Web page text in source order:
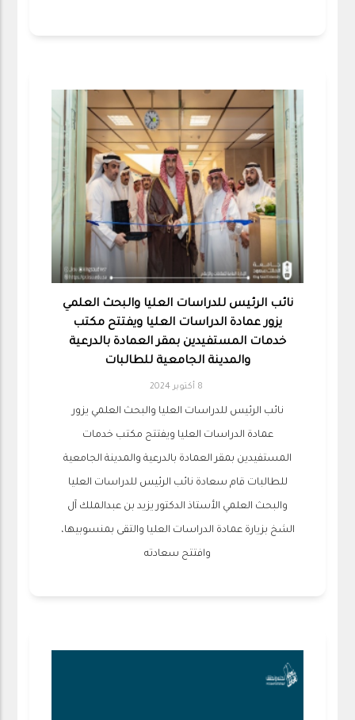
نائب الرئيس للدراسات العليا والبحث العلمي
يزور عمادة الدراسات العليا ويفتتح مكتب
خدمات المستفيدين بمقر العمادة بالدرعية
والمدينة الجامعية للطالبات
8 أكتوبر 2024
نائب الرئيس للدراسات العليا والبحث العلمي يزور
عمادة الدراسات العليا ويفتتح مكتب خدمات
المستفيدين بمقر العمادة بالدرعية والمدينة الجامعية
للطالبات قام سعادة نائب الرئيس للدراسات العليا
والبحث العلمي الأستاذ الدكتور يزيد بن عبدالملك آل
الشخ بزيارة عمادة الدراسات العليا والتقى بمنسوبيها،
وافتتح سعادته